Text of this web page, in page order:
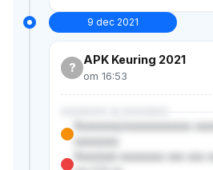
9 dec 2021
?
APK Keuring 2021
om 16:53
XXXXXX & XXXXXX
Xxxxxxxx/xxxxxxxxxxxx
Xxxx(xx) xxxxxxxx xxx xxx